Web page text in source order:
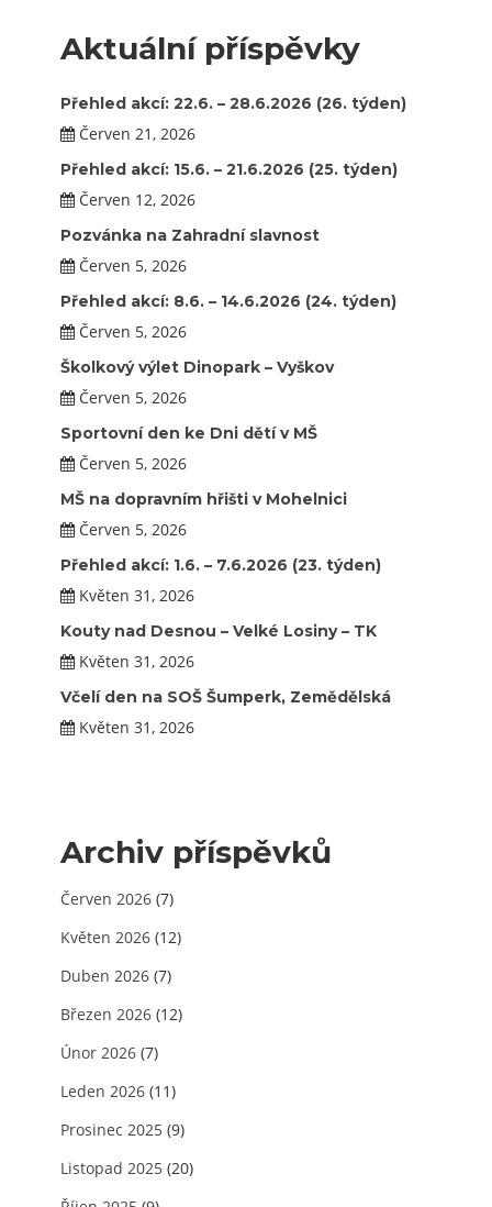
Aktuální příspěvky
Přehled akcí: 22.6. – 28.6.2026 (26. týden)
Červen 21, 2026
Přehled akcí: 15.6. – 21.6.2026 (25. týden)
Červen 12, 2026
Pozvánka na Zahradní slavnost
Červen 5, 2026
Přehled akcí: 8.6. – 14.6.2026 (24. týden)
Červen 5, 2026
Školkový výlet Dinopark – Vyškov
Červen 5, 2026
Sportovní den ke Dni dětí v MŠ
Červen 5, 2026
MŠ na dopravním hřišti v Mohelnici
Červen 5, 2026
Přehled akcí: 1.6. – 7.6.2026 (23. týden)
Květen 31, 2026
Kouty nad Desnou – Velké Losiny – TK
Květen 31, 2026
Včelí den na SOŠ Šumperk, Zemědělská
Květen 31, 2026
Archiv příspěvků
Červen 2026 (7)
Květen 2026 (12)
Duben 2026 (7)
Březen 2026 (12)
Únor 2026 (7)
Leden 2026 (11)
Prosinec 2025 (9)
Listopad 2025 (20)